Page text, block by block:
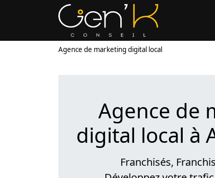
Agence de marketing digital local
Agence de
digital local à
Franchisés,